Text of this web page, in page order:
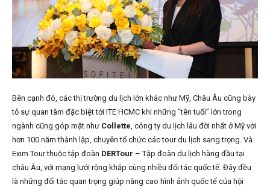
Bên cạnh đó, các thị trường du lịch lớn khác như Mỹ, Châu Âu cũng bày
tỏ sự quan tâm đặc biệt tới ITE HCMC khi những “tên tuổi” lớn trong
ngành cũng góp mặt như Collette, công ty du lịch lâu đời nhất ở Mỹ với
hơn 100 năm thành lập, chuyên tổ chức các tour du lịch sang trọng. Và
Exim Tour thuộc tập đoàn DERTour – Tập đoàn du lịch hàng đầu tại
châu Âu, với mạng lưới rộng khắp cùng nhiều đối tác quốc tế. Đây đều
là những đối tác quan trọng giúp nâng cao hình ảnh quốc tế của hội